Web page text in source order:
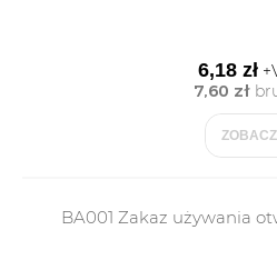
6,18 zł
7,60 zł
ZOBACZ
BA001 Zakaz używania